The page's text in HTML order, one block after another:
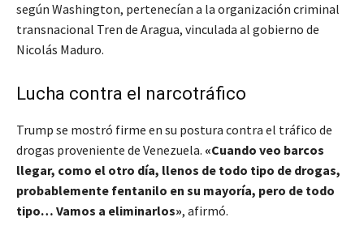
según Washington, pertenecían a la organización criminal
transnacional Tren de Aragua, vinculada al gobierno de
Nicolás Maduro.
Lucha contra el narcotráfico
Trump se mostró firme en su postura contra el tráfico de
drogas proveniente de Venezuela. «Cuando veo barcos
llegar, como el otro día, llenos de todo tipo de drogas,
probablemente fentanilo en su mayoría, pero de todo
tipo… Vamos a eliminarlos», afirmó.